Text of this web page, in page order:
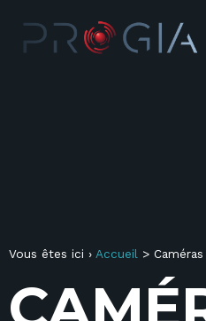
Vous êtes ici › Accueil >